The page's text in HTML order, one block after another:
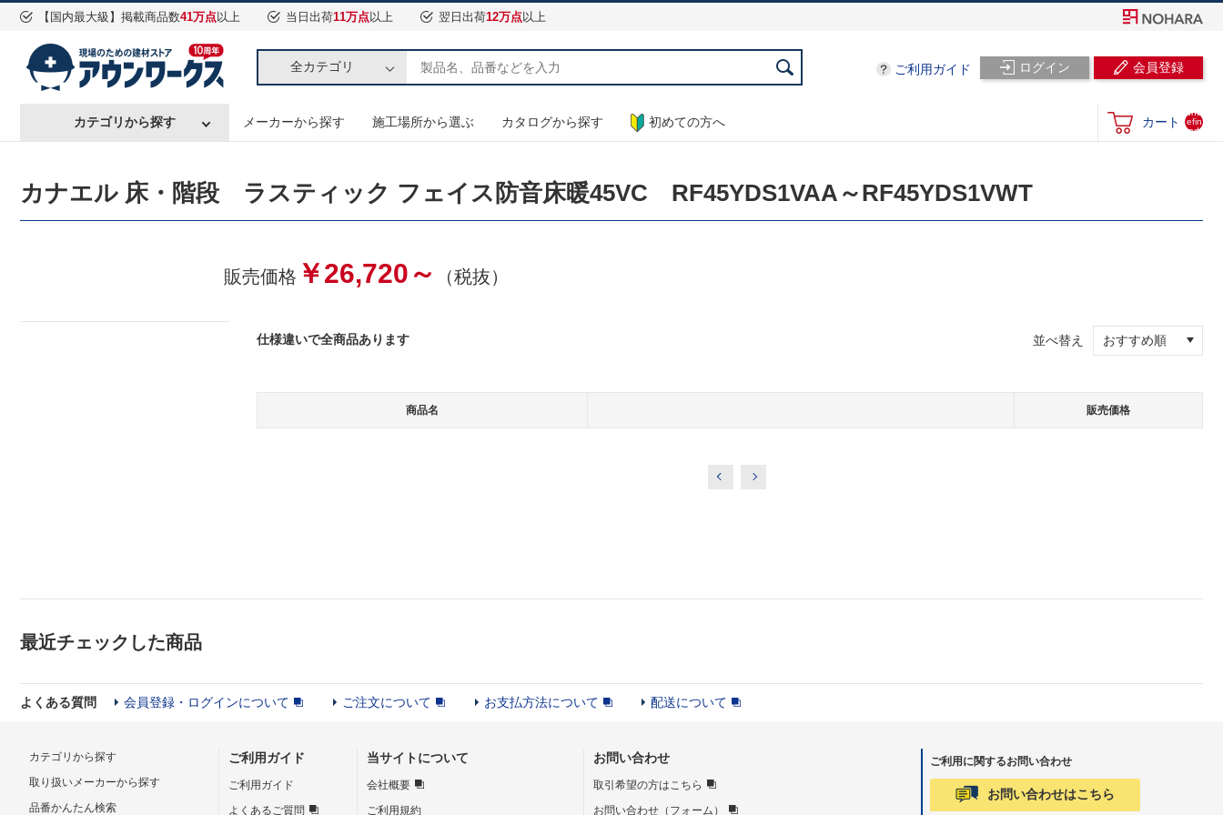
【国内最大級】掲載商品数41万点以上 当日出荷11万点以上 翌日出荷12万点以上
全カテゴリ ログイン 会員登録
ご利用ガイド
カテゴリから探す メーカーから探す 施工場所から選ぶ カタログから探す 初めての方へ カート
und
efin
ed
カナエル 床・階段 ラスティック フェイス防音床暖45VC RF45YDS1VAA～RF45YDS1VWT
販売価格 ￥26,720～ （税抜）
仕様違いで全商品あります 並べ替え
商品名 販売価格
最近チェックした商品
よくある質問 会員登録・ログインについて ご注文について お支払方法について 配送について
カテゴリから探す
取り扱いメーカーから探す
品番かんたん検索
ご利用ガイド
ご利用ガイド
よくあるご質問
当サイトについて
会社概要
ご利用規約
お問い合わせ
取引希望の方はこちら
お問い合わせ（フォーム）
ご利用に関するお問い合わせ
お問い合わせはこちら